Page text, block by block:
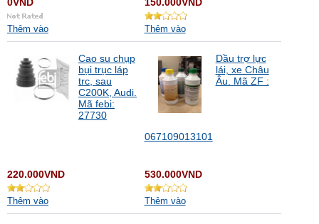
Thêm vào Thêm vào
Cao su chụp
bụi trục láp
trc, sau
C200K, Audi.
Mã febi:
27730
220.000VND
Thêm vào
Dầu trợ lực
lái, xe Châu
Âu. Mã ZF :
067109013101
530.000VND
Thêm vào